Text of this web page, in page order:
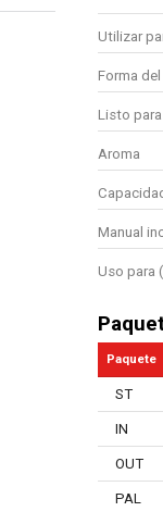
Utilizar
Forma
Listo
Aroma
Manual
Uso para
Paquete
ST
IN
OUT
PAL